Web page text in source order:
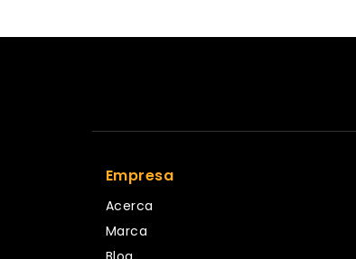
Empresa
Acerca
Marca